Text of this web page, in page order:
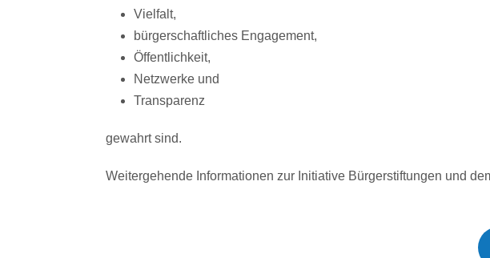
Vielfalt,
bürgerschaftliches Engagement,
Öffentlichkeit,
Netzwerke und
Transparenz
gewahrt sind.
Weitergehende Informationen zur Initiative Bürgerstiftungen und